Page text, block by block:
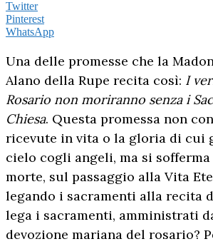
Twitter
Pinterest
WhatsApp
Una delle promesse che la
Alano della Rupe recita così: I
Rosario non moriranno senza i
Chiesa. Questa promessa non
ricevute in vita o la gloria di cui
cielo cogli angeli, ma si sofferma
morte, sul passaggio alla Vita
legando i sacramenti alla recita
lega i sacramenti, amministrati
devozione mariana del rosario?